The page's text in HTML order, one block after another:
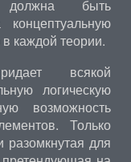
должна быть
каждой теории.
всякой
логическую
возможность
Только
разомкнутая для